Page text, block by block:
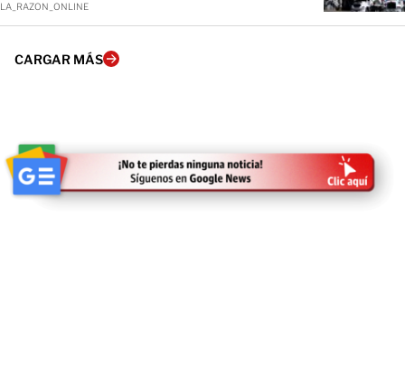
LA_RAZON_ONLINE
CARGAR MÁS